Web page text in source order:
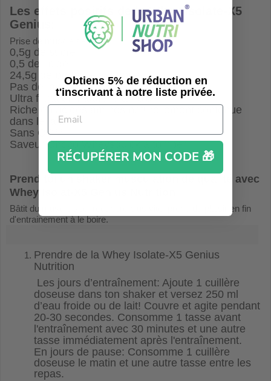
Les effets positifs de laWhey Isolate-X5
Genius
Prise de muscle sec
0,5g de sucre
0,5 de lipide
24,5g de protéine par dose
Pas de lavage chimique de la protéine
Ultra filtration naturelle à froid
Riche en acides aminés naturellement contenue
dans le lait.
Sans OGM
Saveur Choco Wheysquick à tomber!
Prend toi un shaker musculation de qualité avec
Whey Isolat-X5 Genius Nutrition
Bâtit du muscle sec, récupére plus vite, prend du plaisir en fin
d'entrainement à le boire.
Prendre de la Whey Isolate-X5 Genius
Nutrition
Les jours d’entraînement: Ajoute 1 cuillère
doseuse dans ton shaker et versez 250 ml
d’eau froide ou de lait! Couvre et agite pendant
20-30 secondes. Consomme 1 tasse avant
l'entraînement avec 30 minutes et une autre
tasse immédiatement après l'entraînement.
En jours de pause: Consomme 1 cuillère
doseuse le matin et une autre tasse entre les
repas.
Obtiens 5% de réduction en
t'inscrivant à notre liste privée.
RÉCUPÉRER MON CODE 🎁